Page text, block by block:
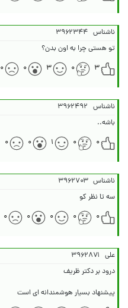
ناشناس ۳۹۶۲۳۴۴
تو هستی چرا به اون بدن؟
۳
۰ ۳ ۰ ۰
ناشناس ۳۹۶۲۴۹۲
باشه..
۰
۰ ۱ ۰ ۰
ناشناس ۳۹۶۲۷۰۳
سه تا نظر کو
۰
۰ ۰ ۰ ۰
علی ۳۹۶۲۸۷۱
پیشنهاد بسیار هوشمندانه ای است